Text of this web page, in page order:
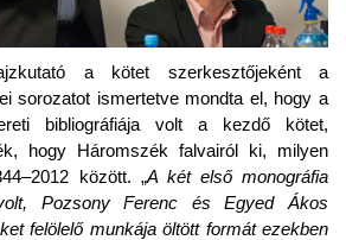
a kötet szerkesztőjeként a
sorozatot ismertetve mondta el, hogy a
bibliográfiája volt a kezdő kötet,
hogy Háromszék falvairól ki, milyen
között. „A két első monográfia
Pozsony Ferenc és Egyed Ákos
felölelő munkája öltött formát ezekben